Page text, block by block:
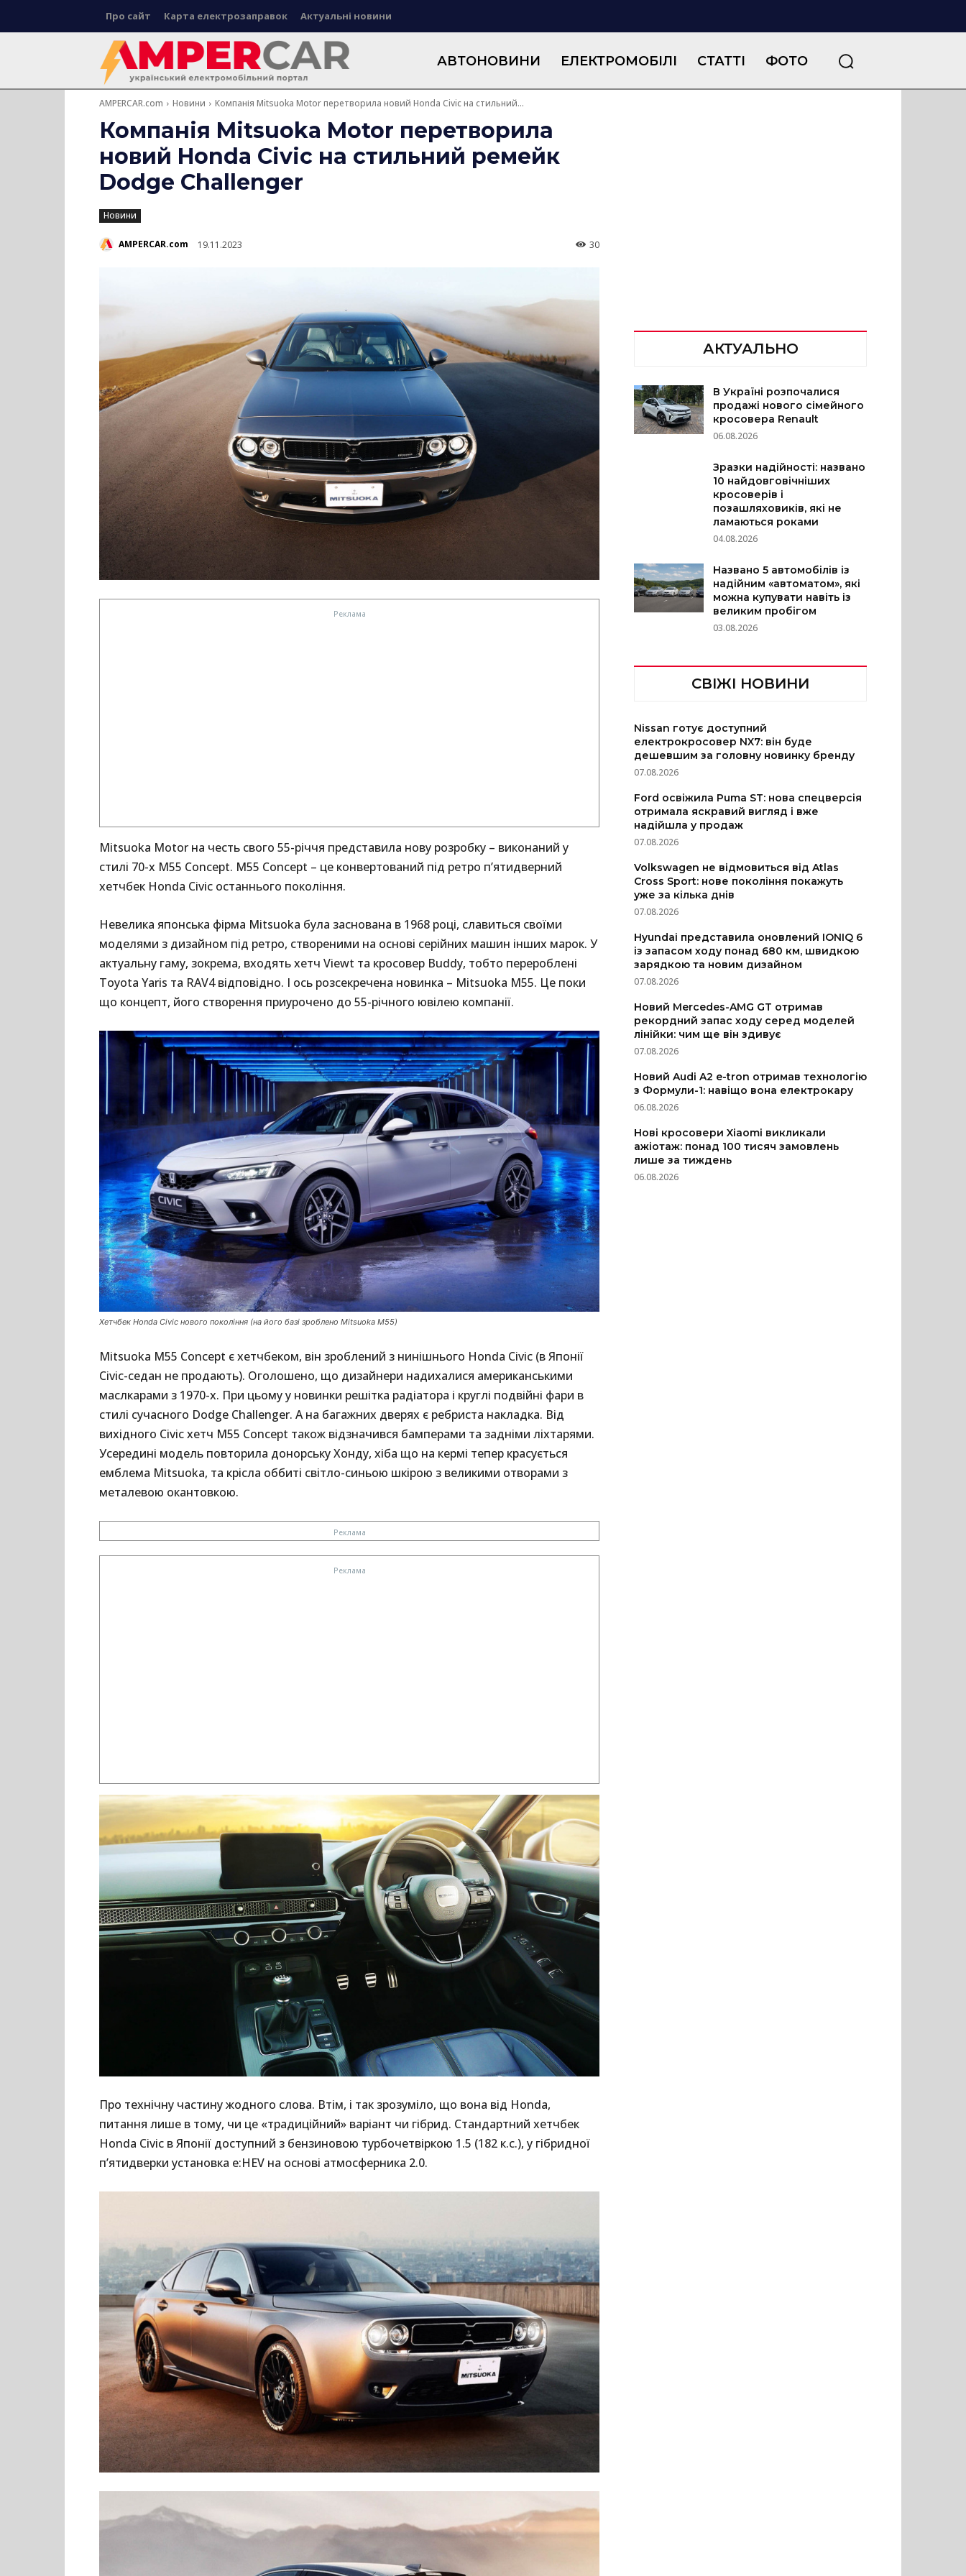
Про сайт Карта електрозаправок Актуальні новини
АВТОНОВИНИ ЕЛЕКТРОМОБІЛІ СТАТТІ ФОТО
AMPERCAR.com Новини Компанія Mitsuoka Motor перетворила новий Honda Civic на стильний...
Компанія Mitsuoka Motor перетворила
новий Honda Civic на стильний ремейк
Dodge Challenger
Новини
AMPERCAR.com 19.11.2023 30
Mitsuoka Motor на честь свого 55-річчя представила нову розробку – виконаний у
стилі 70-х M55 Concept. M55 Concept – це конвертований під ретро п’ятидверний
хетчбек Honda Civic останнього покоління.
Невелика японська фірма Mitsuoka була заснована в 1968 році, славиться своїми
моделями з дизайном під ретро, ​​створеними на основі серійних машин інших марок. У
актуальну гаму, зокрема, входять хетч Viewt та кросовер Buddy, тобто перероблені
Toyota Yaris та RAV4 відповідно. І ось розсекречена новинка – Mitsuoka M55. Це поки
що концепт, його створення приурочено до 55-річного ювілею компанії.
Хетчбек Honda Civic нового покоління (на його базі зроблено Mitsuoka M55)
Mitsuoka M55 Concept є хетчбеком, він зроблений з нинішнього Honda Civic (в Японії
Civic-седан не продають). Оголошено, що дизайнери надихалися американськими
маслкарами з 1970-х. При цьому у новинки решітка радіатора і круглі подвійні фари в
стилі сучасного Dodge Challenger. А на багажних дверях є ребриста накладка. Від
вихідного Civic хетч M55 Concept також відзначився бамперами та задніми ліхтарями.
Усередині модель повторила донорську Хонду, хіба що на кермі тепер красується
емблема Mitsuoka, та крісла оббиті світло-синьою шкірою з великими отворами з
металевою окантовкою.
Про технічну частину жодного слова. Втім, і так зрозуміло, що вона від Honda,
питання лише в тому, чи це «традиційний» варіант чи гібрид. Стандартний хетчбек
Honda Civic в Японії доступний з бензиновою турбочетвіркою 1.5 (182 к.с.), у гібридної
п’ятидверки установка e:HEV на основі атмосферника 2.0.
АКТУАЛЬНО
В Україні розпочалися
продажі нового сімейного
кросовера Renault
06.08.2026
Зразки надійності: названо
10 найдовговічніших
кросоверів і
позашляховиків, які не
ламаються роками
04.08.2026
Названо 5 автомобілів із
надійним «автоматом», які
можна купувати навіть із
великим пробігом
03.08.2026
СВІЖІ НОВИНИ
Nissan готує доступний
електрокросовер NX7: він буде
дешевшим за головну новинку бренду
07.08.2026
Ford освіжила Puma ST: нова спецверсія
отримала яскравий вигляд і вже
надійшла у продаж
07.08.2026
Volkswagen не відмовиться від Atlas
Cross Sport: нове покоління покажуть
уже за кілька днів
07.08.2026
Hyundai представила оновлений IONIQ 6
із запасом ходу понад 680 км, швидкою
зарядкою та новим дизайном
07.08.2026
Новий Mercedes-AMG GT отримав
рекордний запас ходу серед моделей
лінійки: чим ще він здивує
07.08.2026
Новий Audi A2 e-tron отримав технологію
з Формули-1: навіщо вона електрокару
06.08.2026
Нові кросовери Xiaomi викликали
ажіотаж: понад 100 тисяч замовлень
лише за тиждень
06.08.2026